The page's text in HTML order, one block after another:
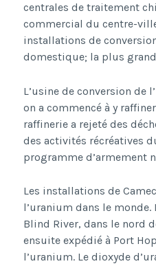
centrales de traitement
commercial du centre-
installations de
domestique; la plus
L’usine de conversion de
on a commencé à y
raffinerie a rejeté des
des activités récréatives
programme d’armement
Les installations de
l’uranium dans le monde.
Blind River, dans le nord
ensuite expédié à Port
l’uranium. Le dioxyde